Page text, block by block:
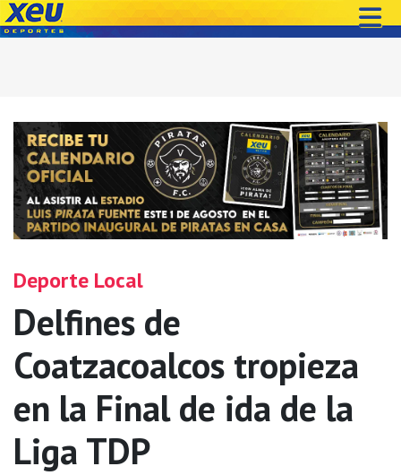
Deporte Local
Delfines de
Coatzacoalcos tropieza
en la Final de ida de la
Liga TDP